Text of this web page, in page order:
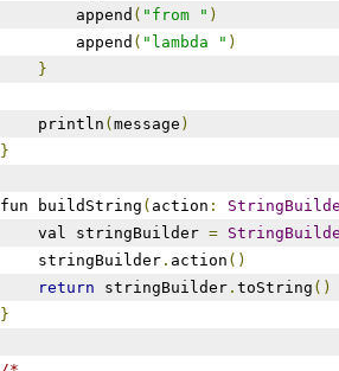
append ( "from " )
append ( "lambda " )
}
println ( message )
}
fun buildString ( action :
val stringBuilder =
stringBuilder . action ()
return stringBuilder . toString ()
}